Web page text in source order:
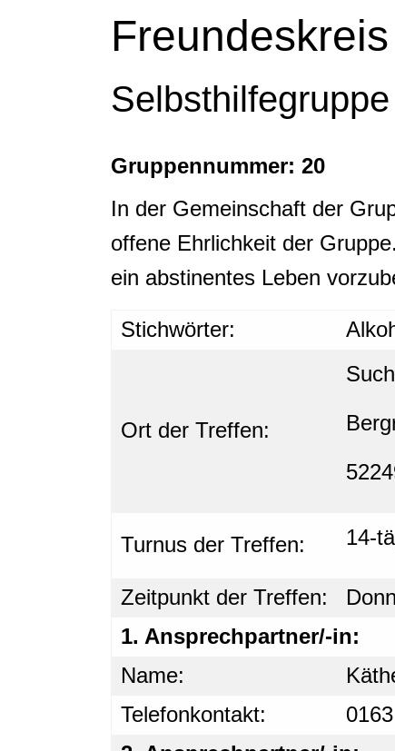
Gruppennummer: 20
In der Gemeinschaft der
offene Ehrlichkeit der
ein abstinentes Leben
Stichwörter:
Ort der Treffen:
Turnus der Treffen: 14-
Zeitpunkt der Treffen:
1. Ansprechpartner/-in:
Name:
Telefonkontakt: